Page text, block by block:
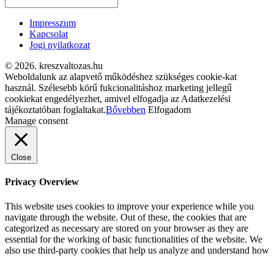
Impresszum
Kapcsolat
Jogi nyilatkozat
© 2026. kreszvaltozas.hu
Weboldalunk az alapvető működéshez szükséges cookie-kat
használ. Szélesebb körű fukcionalitáshoz marketing jellegű
cookiekat engedélyezhet, amivel elfogadja az Adatkezelési
tájékoztatóban foglaltakat.Bővebben Elfogadom
Manage consent
Close
Privacy Overview
This website uses cookies to improve your experience while you
navigate through the website. Out of these, the cookies that are
categorized as necessary are stored on your browser as they are
essential for the working of basic functionalities of the website. We
also use third-party cookies that help us analyze and understand how